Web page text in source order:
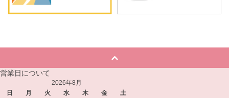
営業日について
2026年8月
日
月 火 水 木 金
土